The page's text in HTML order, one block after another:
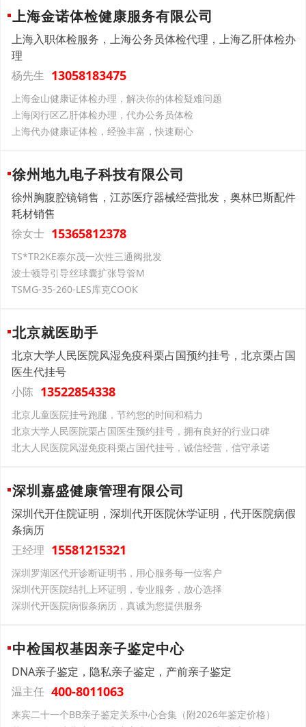
上海金诺体检健康服务有限公司
上海入职体检服务，上海公务员体检代理，上海乙肝体检办
理
杨先生 13058183475
上海金山健康证体检办理，解决你的体检疑难问题
上海闵行区乙肝体检办理，代办公务员体检
上海代办健康证体检，经验丰富，快速耐心
徐州地九电子科技有限公司
徐州胸腹腔镜销售，江苏医疗器械经营批发，奥林巴斯配件
耗材销售
徐女士 15365812378
TS*TR2KE泰尔茂一次性三通阀批发
波士顿导引导丝球囊扩张导管M
TSMG-35-260-LES库克COOK
北京就医助手
北京大学人民医院风湿免疫科栗占国预约挂号，北京栗占国
医生代挂号
小陈 13522854338
北京儿童医院挂号跑腿，节约您的时间和精力
北京大学人民医院栗占国医生预约挂号，拥有良好的行业口碑
北大人民医院风湿免疫科栗占国代挂号，诚信经营，信守承诺
深圳嘉盛健康管理有限公司
深圳代开住院证明，深圳代开医院休学证明，代开医院病假
条病历
王经理 15581215321
深圳罗湖区代开诊断证明书，用心服务每一位客户
深圳代开医院结扎上环证明，专业服务，放心选择
深圳代开医院病假条病历，真诚为您提供服务
中检国权基因亲子鉴定中心
DNA亲子鉴定，隐私亲子鉴定，产前亲子鉴定
温主任 400-8011063
来宾二十一个BB亲子鉴定关系中心合集（附2026年鉴定价格）